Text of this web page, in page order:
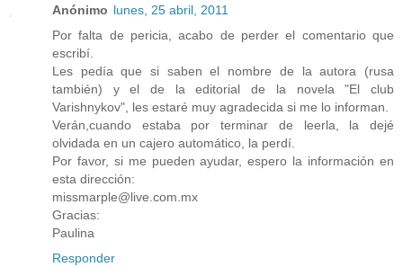
Anónimo lunes, 25 abril, 2011
Por falta de pericia, acabo de perder el comentario que
escribí.
Les pedía que si saben el nombre de la autora (rusa
también) y el de la editorial de la novela "El club
Varishnykov", les estaré muy agradecida si me lo informan.
Verán,cuando estaba por terminar de leerla, la dejé
olvidada en un cajero automático, la perdí.
Por favor, si me pueden ayudar, espero la información en
esta dirección:
missmarple@live.com.mx
Gracias:
Paulina
Responder